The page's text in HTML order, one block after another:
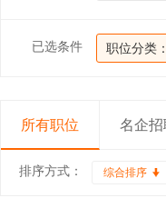
已选条件 职位分类：
所有职位 名企招
排序方式： 综合排序